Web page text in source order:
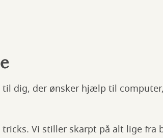
til dig, der ønsker hjælp til
Vi stiller skarpt på alt lige fra